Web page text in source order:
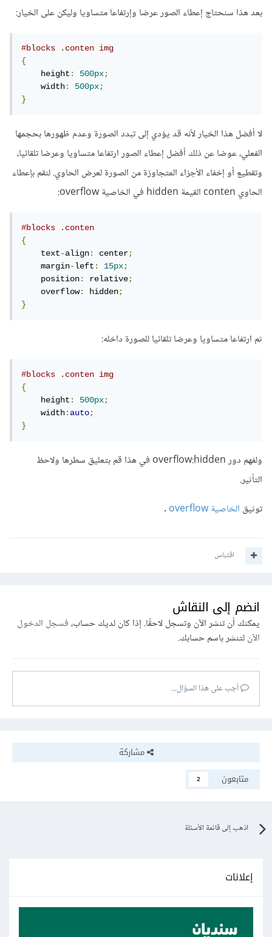
بعد هذا سنحتاج إعطاء الصور عرضا وإرتفاعا متساويا وليكن على الخيار:
#blocks .conten img
{
    height
: 500px;
    width
: 500px;
}
لا أفضل هذا الخيار لأنه قد يؤدي إلى تبدد الصورة وعدم ظهورها بحجمها
الفعلي، عوضا عن ذلك أفضل إعطاء الصور ارتفاعا متساويا وعرضا تلقائيا،
وتقطيع أو إخفاء الأجزاء المتجاوزة من الصورة لعرض الحاوي. لنقم بإعطاء
الحاوي conten القيمة hidden في الخاصية overflow:
#blocks .conten
{
    text
-align: center;
    margin
-left: 15px;
    position
: relative;
    overflow
: hidden;
}
ثم ارتفاعا متساويا وعرضا تلقائيا للصورة داخله:
#blocks .conten img
{
    height
: 500px;
    width
:auto;
}
ولفهم دور overflow:hidden في هذا قم بتعليق سطرها ولاحظ
التأثير.
توثيقالخاصية overflow
اقتباس
انضم إلى النقاش
يمكنك أن تنشر الآن وتسجل لاحقًا. إذا كان لديك حساب،فسجل الدخول
الآنلتنشر باسم حسابك.
أجب على هذا السؤال...
مشاركة
متابعون
2
اذهب إلى قائمة الأسئلة
إعلانات